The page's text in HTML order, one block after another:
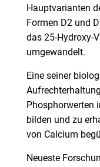
Hauptvarianten
Formen D2 und
das 25-Hydroxy-
umgewandelt.
Eine seiner
Phosphorwerten
bilden und zu
von Calcium
Neueste